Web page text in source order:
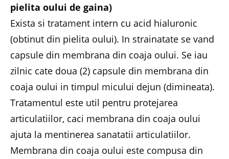
pielita oului de gaina)
Exista si tratament intern cu acid hialuronic
(obtinut din pielita oului). In strainatate se vand
capsule din membrana din coaja oului. Se iau
zilnic cate doua (2) capsule din membrana din
coaja oului in timpul micului dejun (dimineata).
Tratamentul este util pentru protejarea
articulatiilor, caci membrana din coaja oului
ajuta la mentinerea sanatatii articulatiilor.
Membrana din coaja oului este compusa din